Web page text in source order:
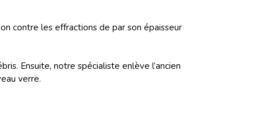
contre les effractions de par son épaisseur
Ensuite, notre spécialiste enlève l’ancien
verre.